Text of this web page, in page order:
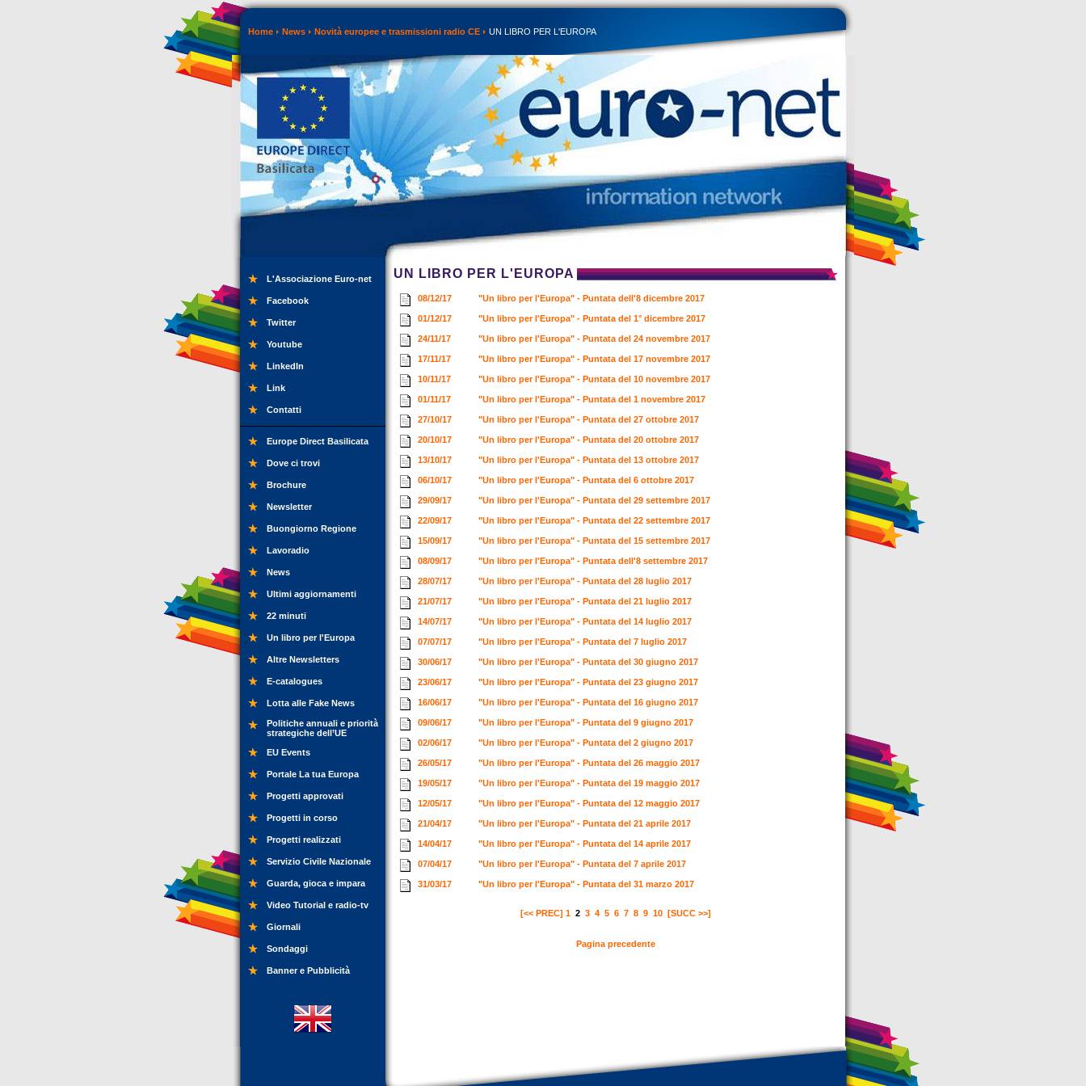
Home News Novità europee e trasmissioni radio CE UN LIBRO PER L'EUROPA
L'Associazione Euro-net
Facebook
Twitter
Youtube
LinkedIn
Link
Contatti
Europe Direct Basilicata
Dove ci trovi
Brochure
Newsletter
Buongiorno Regione
Lavoradio
News
Ultimi aggiornamenti
22 minuti
Un libro per l'Europa
Altre Newsletters
E-catalogues
Lotta alle Fake News
Politiche annuali e priorità
strategiche dell’UE
EU Events
Portale La tua Europa
Progetti approvati
Progetti in corso
Progetti realizzati
Servizio Civile Nazionale
Guarda, gioca e impara
Video Tutorial e radio-tv
Giornali
Sondaggi
Banner e Pubblicità
UN LIBRO PER L'EUROPA
08/12/17 "Un libro per l'Europa" - Puntata dell'8 dicembre 2017
01/12/17 "Un libro per l'Europa" - Puntata del 1° dicembre 2017
24/11/17 "Un libro per l'Europa" - Puntata del 24 novembre 2017
17/11/17 "Un libro per l'Europa" - Puntata del 17 novembre 2017
10/11/17 "Un libro per l'Europa" - Puntata del 10 novembre 2017
01/11/17 "Un libro per l'Europa" - Puntata del 1 novembre 2017
27/10/17 "Un libro per l'Europa" - Puntata del 27 ottobre 2017
20/10/17 "Un libro per l'Europa" - Puntata del 20 ottobre 2017
13/10/17 "Un libro per l'Europa" - Puntata del 13 ottobre 2017
06/10/17 "Un libro per l'Europa" - Puntata del 6 ottobre 2017
29/09/17 "Un libro per l'Europa" - Puntata del 29 settembre 2017
22/09/17 "Un libro per l'Europa" - Puntata del 22 settembre 2017
15/09/17 "Un libro per l'Europa" - Puntata del 15 settembre 2017
08/09/17 "Un libro per l'Europa" - Puntata dell'8 settembre 2017
28/07/17 "Un libro per l'Europa" - Puntata del 28 luglio 2017
21/07/17 "Un libro per l'Europa" - Puntata del 21 luglio 2017
14/07/17 "Un libro per l'Europa" - Puntata del 14 luglio 2017
07/07/17 "Un libro per l'Europa" - Puntata del 7 luglio 2017
30/06/17 "Un libro per l'Europa" - Puntata del 30 giugno 2017
23/06/17 "Un libro per l'Europa" - Puntata del 23 giugno 2017
16/06/17 "Un libro per l'Europa" - Puntata del 16 giugno 2017
09/06/17 "Un libro per l'Europa" - Puntata del 9 giugno 2017
02/06/17 "Un libro per l'Europa" - Puntata del 2 giugno 2017
26/05/17 "Un libro per l'Europa" - Puntata del 26 maggio 2017
19/05/17 "Un libro per l'Europa" - Puntata del 19 maggio 2017
12/05/17 "Un libro per l'Europa" - Puntata del 12 maggio 2017
21/04/17 "Un libro per l'Europa" - Puntata del 21 aprile 2017
14/04/17 "Un libro per l'Europa" - Puntata del 14 aprile 2017
07/04/17 "Un libro per l'Europa" - Puntata del 7 aprile 2017
31/03/17 "Un libro per l'Europa" - Puntata del 31 marzo 2017
[<< PREC] 1 2 3 4 5 6 7 8 9 10 [SUCC >>]
Pagina precedente